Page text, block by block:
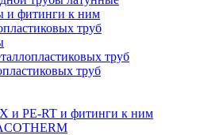
и фитинги к ним
труб
труб
труб
и PE-RT и фитинги к ним